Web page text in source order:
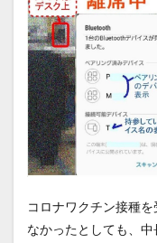
コロナワクチン接種
なかったとしても、